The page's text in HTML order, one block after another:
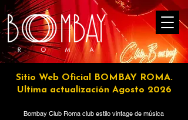
Sitio Web Oficial BOMBAY ROMA.
Ultima actualización Agosto 2026
Bombay Club Roma club estilo vintage de música